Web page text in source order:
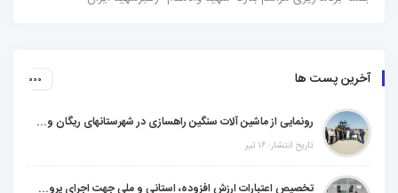
آخرین پست ها
رونمایی از ماشین آلات سنگین راهسازی در شهرستانهای ریگان و گنبکی
تاریخ انتشار: ۱۶ تیر
تخصیص اعتبارات ارزش افزوده، استانی و ملی جهت اجرای پروژه‌های عمرانی در شهرستان گنبکی